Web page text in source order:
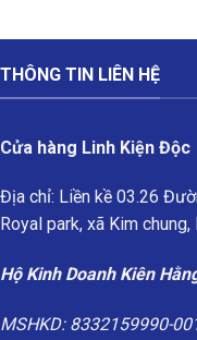
THÔNG TIN LIÊN HỆ
Cửa hàng Linh Kiện Độc
Địa chỉ: Liền kề 03.26
Royal park, xã Kim
Hộ Kinh Doanh Kiên
MSHKD: 8332159990-